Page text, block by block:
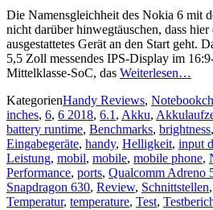
Die Namensgleichheit des Nokia 6 mit
nicht darüber hinwegtäuschen, dass hier
ausgestattetes Gerät an den Start geht.
5,5 Zoll messendes IPS-Display im
Mittelklasse-SoC, das Weiterlesen…
KategorienHandy Reviews,
inches, 6, 6 2018, 6.1, Akku,
battery runtime, Benchmarks, brightness,
Eingabegeräte, handy, Helligkeit, input
Leistung, mobil, mobile, mobile phone,
Performance, ports, Qualcomm Adreno
Snapdragon 630, Review, Schnittstellen,
Temperatur, temperature, Test,